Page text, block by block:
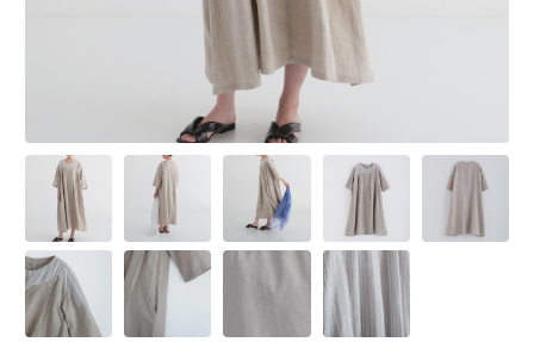
FORMAL